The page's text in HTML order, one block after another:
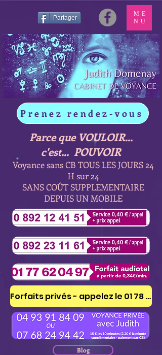
Partager
Prenez rendez-vous
Parce que VOULOIR...
c'est... POUVOIR
Voyance sans CB TOUS LES JOURS 24
H sur 24
SANS COÛT SUPPLEMENTAIRE
DEPUIS UN MOBILE
Blog
ME
NU
Forfaits privés - appelez le 01 78 41 53 51